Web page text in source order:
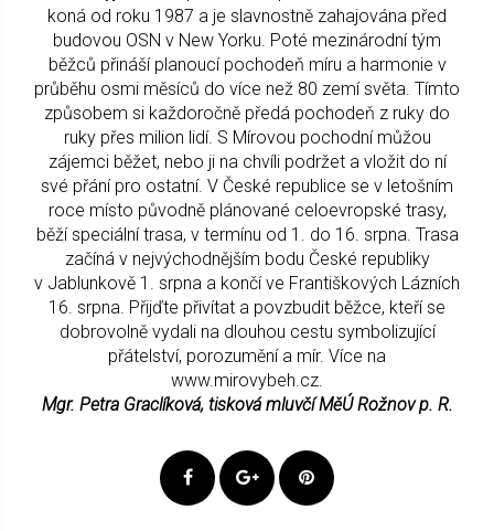
koná od roku 1987 a je slavnostně zahajována před
budovou OSN v New Yorku. Poté mezinárodní tým
běžců přináší planoucí pochodeň míru a harmonie v
průběhu osmi měsíců do více než 80 zemí světa. Tímto
způsobem si každoročně předá pochodeň z ruky do
ruky přes milion lidí. S Mírovou pochodní můžou
zájemci běžet, nebo ji na chvíli podržet a vložit do ní
své přání pro ostatní. V České republice se v letošním
roce místo původně plánované celoevropské trasy,
běží speciální trasa, v termínu od 1. do 16. srpna. Trasa
začíná v nejvýchodnějším bodu České republiky
v Jablunkově 1. srpna a končí ve Františkových Lázních
16. srpna. Přijďte přivítat a povzbudit běžce, kteří se
dobrovolně vydali na dlouhou cestu symbolizující
přátelství, porozumění a mír. Více na
www.mirovybeh.cz.
Mgr. Petra Graclíková, tisková mluvčí MěÚ Rožnov p. R.